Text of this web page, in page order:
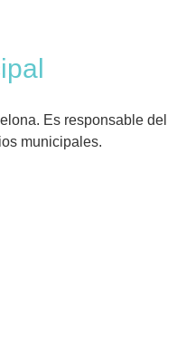
Es responsable del
municipales.